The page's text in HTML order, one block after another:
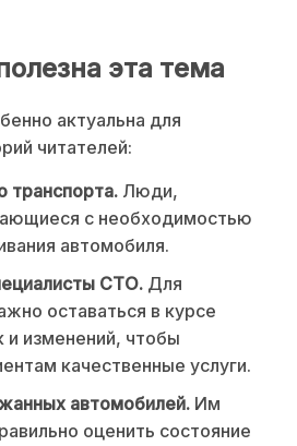
эта тема
актуальна для
читателей:
транспорта. Люди,
с необходимостью
автомобиля.
СТО. Для
оставаться в курсе
и изменений, чтобы
качественные услуги.
автомобилей. Им
оценить состояние